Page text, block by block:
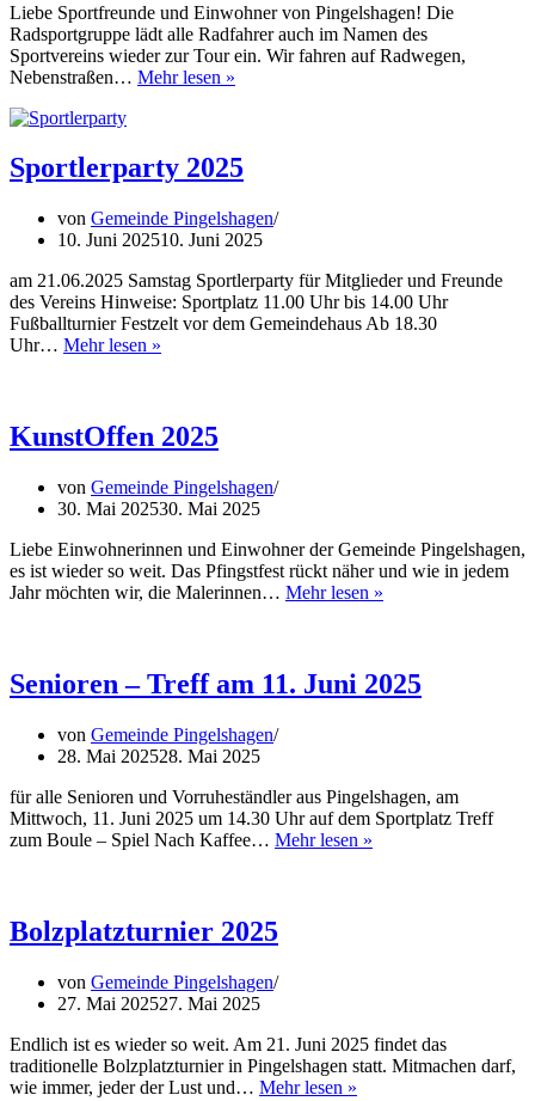
Liebe Sportfreunde und Einwohner von Pingelshagen! Die
Radsportgruppe lädt alle Radfahrer auch im Namen des
Sportvereins wieder zur Tour ein. Wir fahren auf Radwegen,
Nebenstraßen… Mehr lesen »
Sportlerparty 2025
von Gemeinde Pingelshagen
10. Juni 202510. Juni 2025
am 21.06.2025 Samstag Sportlerparty für Mitglieder und Freunde
des Vereins Hinweise: Sportplatz 11.00 Uhr bis 14.00 Uhr
Fußballturnier Festzelt vor dem Gemeindehaus Ab 18.30
Uhr… Mehr lesen »
KunstOffen 2025
von Gemeinde Pingelshagen
30. Mai 202530. Mai 2025
Liebe Einwohnerinnen und Einwohner der Gemeinde Pingelshagen,
es ist wieder so weit. Das Pfingstfest rückt näher und wie in jedem
Jahr möchten wir, die Malerinnen… Mehr lesen »
Senioren – Treff am 11. Juni 2025
von Gemeinde Pingelshagen
28. Mai 202528. Mai 2025
für alle Senioren und Vorruheständler aus Pingelshagen, am
Mittwoch, 11. Juni 2025 um 14.30 Uhr auf dem Sportplatz Treff
zum Boule – Spiel Nach Kaffee… Mehr lesen »
Bolzplatzturnier 2025
von Gemeinde Pingelshagen
27. Mai 202527. Mai 2025
Endlich ist es wieder so weit. Am 21. Juni 2025 findet das
traditionelle Bolzplatzturnier in Pingelshagen statt. Mitmachen darf,
wie immer, jeder der Lust und… Mehr lesen »